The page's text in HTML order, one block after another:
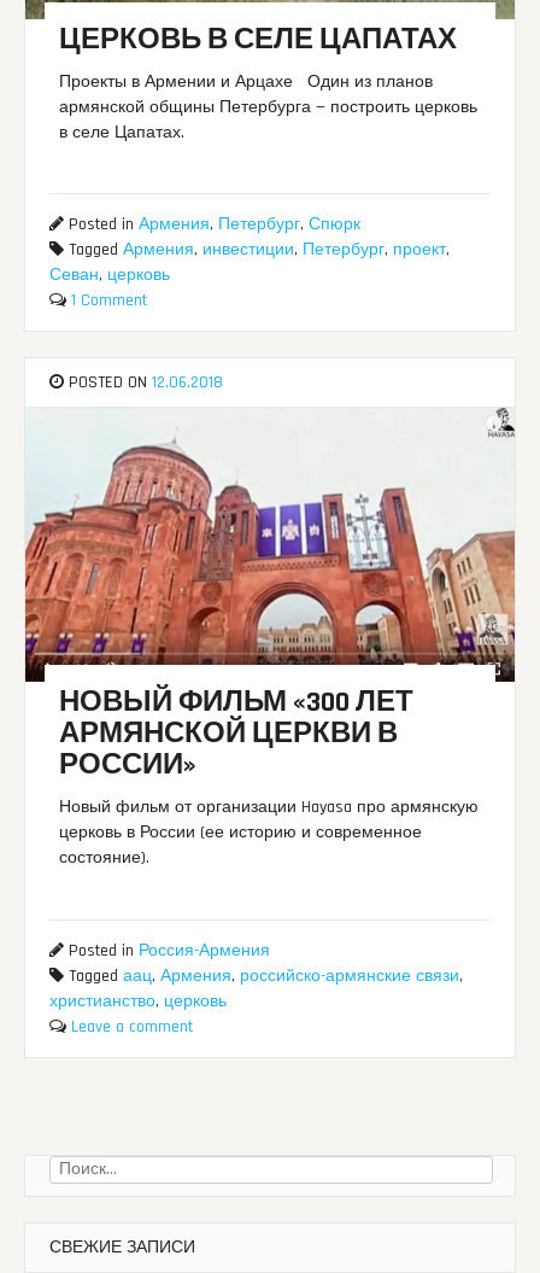
ЦЕРКОВЬ В СЕЛЕ ЦАПАТАХ
Проекты в Армении и Арцахе Один из планов
армянской общины Петербурга — построить церковь
в селе Цапатах.
Posted inАрмения, Петербург,Спюрк
TaggedАрмения, инвестиции, Петербург, проект,
Севан, церковь
1 Comment
POSTED ON12.06.2018
НОВЫЙ ФИЛЬМ «300 ЛЕТ
АРМЯНСКОЙ ЦЕРКВИ В
РОССИИ»
Новый фильм от организации Hayasa про армянскую
церковь в России (ее историю и современное
состояние).
Posted in Россия-Армения
Taggedаац,Армения, российско-армянские связи,
христианство, церковь
Leave a comment
Найти:
СВЕЖИЕ ЗАПИСИ